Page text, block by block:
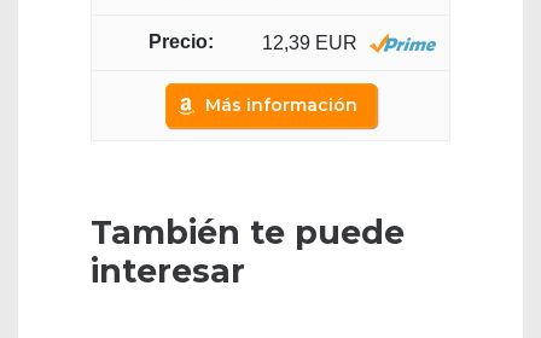
12,39 EUR
Más información
También te puede
interesar